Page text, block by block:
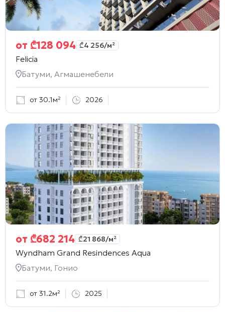
от ₾128 094 ₾4 256/м²
Felicia
Батуми, Агмашенебели
от 30.1м² 2026
от ₾682 214 ₾21 868/м²
Wyndham Grand Resindences Aqua
Батуми, Гонио
от 31.2м² 2025